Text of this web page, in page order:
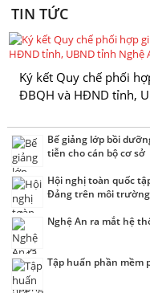
TIN TỨC
Ký kết Quy chế phối
ĐBQH và HĐND tỉnh,
Bế giảng lớp bồi
tiễn cho cán bộ cơ sở
Hội nghị toàn quốc
Đảng trên môi
Nghệ An ra mắt hệ
Tập huấn phần mềm